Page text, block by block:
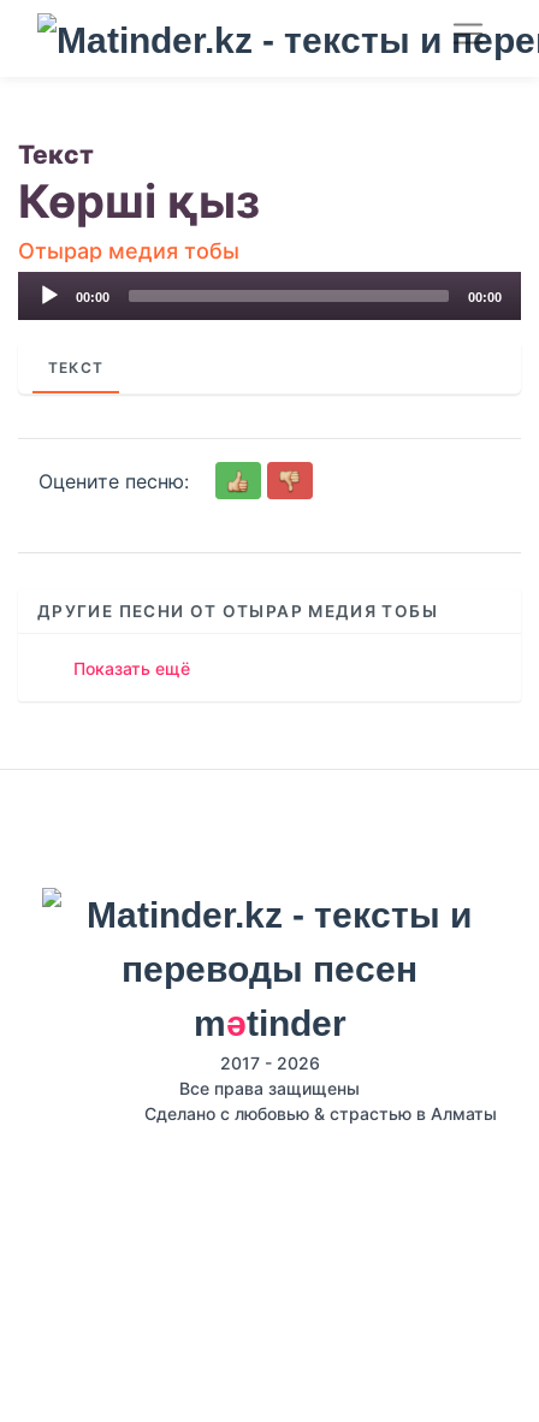
Текст
Көрші қыз
Отырар медия тобы
Audio
00:00 00:00
ТЕКСТ
Оцените песню:
ДРУГИЕ ПЕСНИ ОТ ОТЫРАР МЕДИЯ ТОБЫ
Показать ещё
mәtinder
2017 - 2026
Все права защищены
Сделано с любовью & страстью в Алматы